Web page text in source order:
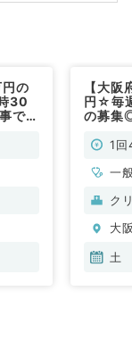
の
30
です
【大
円☆毎
の募集
1
一
ク
大
土